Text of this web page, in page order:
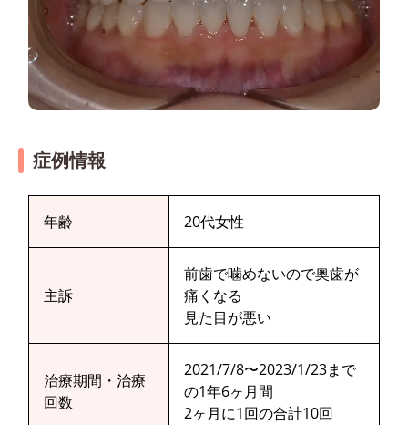
症例情報
年齢 20代女性
主訴
前歯で噛めないので奥歯が
痛くなる
見た目が悪い
治療期間・治療
回数
2021/7/8〜2023/1/23まで
の1年6ヶ月間
2ヶ月に1回の合計10回